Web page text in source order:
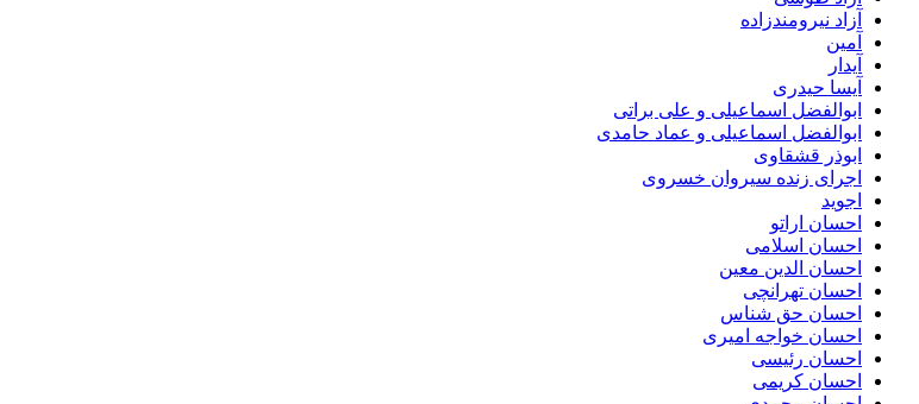
آزاد نیرومندزاده
آمین
آیدار
آیسا حیدری
ابوالفضل اسماعیلی و علی براتی
ابوالفضل اسماعیلی و عماد حامدی
ابوذر قشقاوی
اجرای زنده سیروان خسروی
اجوید
احسان اراتو
احسان اسلامی
احسان الدین معین
احسان تهرانچی
احسان حق شناس
احسان خواجه امیری
احسان رئیسی
احسان کریمی